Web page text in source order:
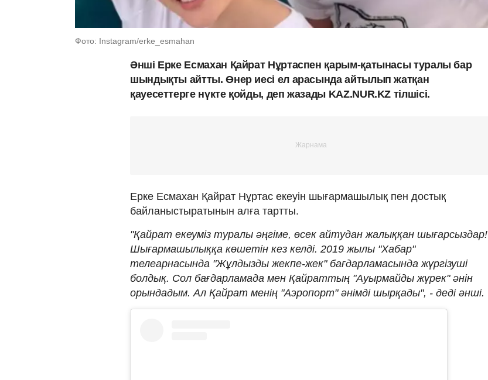
Фото: Instagram/erke_esmahan
Әнші Ерке Есмахан Қайрат Нұртаспен қарым-қатынасы туралы бар
шындықты айтты. Өнер иесі ел арасында айтылып жатқан
қауесеттерге нүкте қойды, деп жазады KAZ.NUR.KZ тілшісі.
Ерке Есмахан Қайрат Нұртас екеуін шығармашылық пен достық
байланыстыратынын алға тартты.
"Қайрат екеуміз туралы әңгіме, өсек айтудан жалыққан шығарсыздар!
Шығармашылыққа көшетін кез келді. 2019 жылы "Хабар"
телеарнасында "Жұлдызды жекпе-жек" бағдарламасында жүргізуші
болдық. Сол бағдарламада мен Қайраттың "Ауырмайды жүрек" әнін
орындадым. Ал Қайрат менің "Аэропорт" әнімді шырқады", - деді әнші.